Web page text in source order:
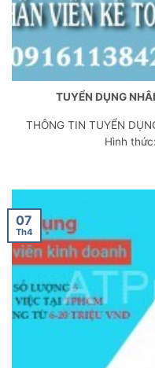
TUYỂN DỤNG
THÔNG TIN TUYỂN
Hình
07
Th4